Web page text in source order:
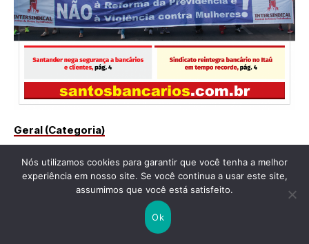
Geral (Categoria)
Reforma da Previdência tira aposentadoria
integral de quase todos
Nós utilizamos cookies para garantir que você tenha a melhor
experiência em nosso site. Se você continua a usar este site,
assumimos que você está satisfeito.
Ok